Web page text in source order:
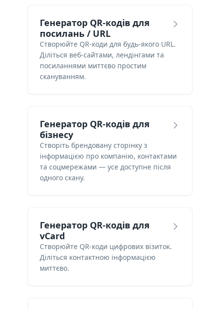
Генератор QR-кодів для
посилань / URL
Створюйте QR-коди для будь-якого URL.
Діліться веб-сайтами, лендінгами та
посиланнями миттєво простим
скануванням.
Генератор QR-кодів для
бізнесу
Створіть брендовану сторінку з
інформацією про компанію, контактами
та соцмережами — усе доступне після
одного скану.
Генератор QR-кодів для
vCard
Створюйте QR-коди цифрових візиток.
Діліться контактною інформацією
миттєво.